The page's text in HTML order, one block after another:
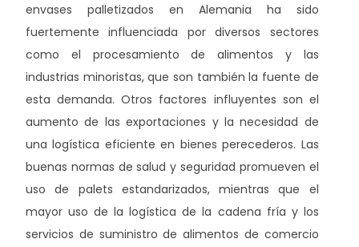
envases palletizados en Alemania ha sido
fuertemente influenciada por diversos sectores
como el procesamiento de alimentos y las
industrias minoristas, que son también la fuente de
esta demanda. Otros factores influyentes son el
aumento de las exportaciones y la necesidad de
una logística eficiente en bienes perecederos. Las
buenas normas de salud y seguridad promueven el
uso de palets estandarizados, mientras que el
mayor uso de la logística de la cadena fría y los
servicios de suministro de alimentos de comercio